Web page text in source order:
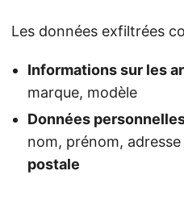
Les données exfiltrées
Informations sur les
marque, modèle
Données
nom, prénom,
postale